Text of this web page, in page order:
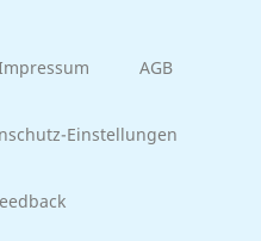
AGB
Einstellungen